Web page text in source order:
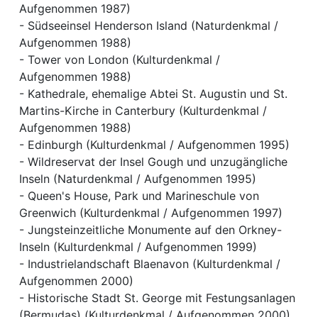
Aufgenommen 1987)
- Südseeinsel Henderson Island (Naturdenkmal /
Aufgenommen 1988)
- Tower von London (Kulturdenkmal /
Aufgenommen 1988)
- Kathedrale, ehemalige Abtei St. Augustin und St.
Martins-Kirche in Canterbury (Kulturdenkmal /
Aufgenommen 1988)
- Edinburgh (Kulturdenkmal / Aufgenommen 1995)
- Wildreservat der Insel Gough und unzugängliche
Inseln (Naturdenkmal / Aufgenommen 1995)
- Queen's House, Park und Marineschule von
Greenwich (Kulturdenkmal / Aufgenommen 1997)
- Jungsteinzeitliche Monumente auf den Orkney-
Inseln (Kulturdenkmal / Aufgenommen 1999)
- Industrielandschaft Blaenavon (Kulturdenkmal /
Aufgenommen 2000)
- Historische Stadt St. George mit Festungsanlagen